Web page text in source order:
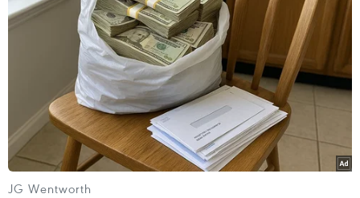
Tại tỉnh Xiengkhouang, Bắc Lào, đã diễn ra Lễ cầu
siêu tưởng niệm các anh hùng, liệt sỹ Lào-Việt
Nam, những người con ưu tú đã anh dũng hy sinh
trong sự nghiệp đấu tranh giành độc lập dân tộc.
JG Wentworth